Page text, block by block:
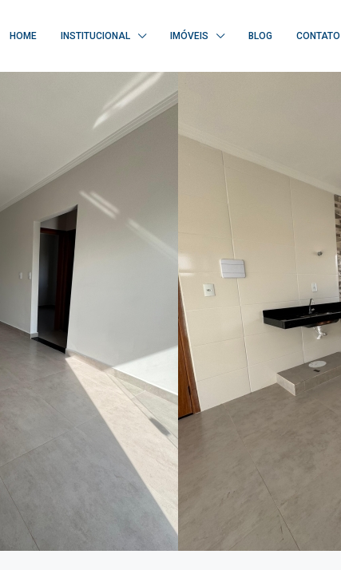
HOME INSTITUCIONAL IMÓVEIS BLOG CONTATO